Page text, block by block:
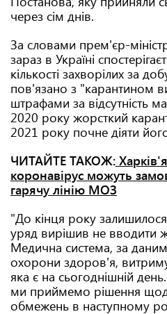
через сім днів.
За словами прем'єр-
зараз в Україні
кількості захворілих за
пов'язано з "карантином
штрафами за відсутність
2020 року жорсткий
2021 року почне діяти
ЧИТАЙТЕ ТАКОЖ:
коронавірус можуть
гарячу лінію МОЗ
"До кінця року
уряд вирішив не вводити
Медична система, за
охорони здоров'я,
яка є на сьогоднішній
ми приймемо рішення
обмежень в наступному